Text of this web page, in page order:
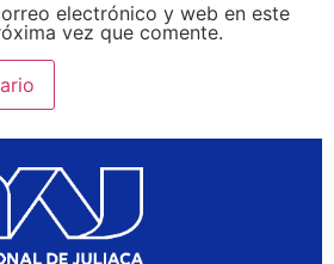
electrónico y web en este
vez que comente.